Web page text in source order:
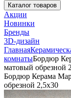
Каталог товаров
Акции
Новинки
Бренды
3D-дизайн
Главная
комнатыБордюр
матовый обрезной
Бордюр Керама
обрезной 2,5x30